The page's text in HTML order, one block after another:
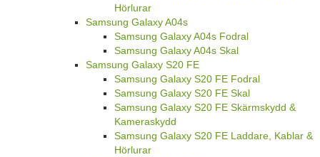
Hörlurar
Samsung Galaxy A04s
Samsung Galaxy A04s Fodral
Samsung Galaxy A04s Skal
Samsung Galaxy S20 FE
Samsung Galaxy S20 FE Fodral
Samsung Galaxy S20 FE Skal
Samsung Galaxy S20 FE Skärmskydd &
Kameraskydd
Samsung Galaxy S20 FE Laddare, Kablar &
Hörlurar